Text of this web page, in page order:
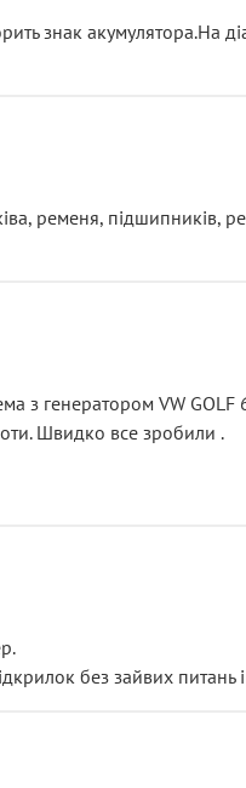
знак акумулятора.На
ременя, підшипників,
з генератором VW GOLF
Швидко все зробили .
без зайвих питань